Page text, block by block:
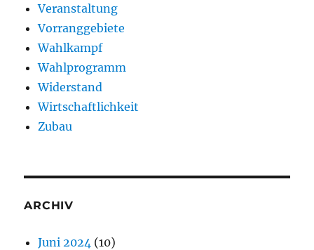
Veranstaltung
Vorranggebiete
Wahlkampf
Wahlprogramm
Widerstand
Wirtschaftlichkeit
Zubau
ARCHIV
Juni 2024 (10)